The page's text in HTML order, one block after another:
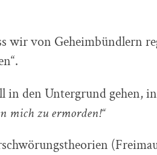
wir von Geheimbündlern
in den Untergrund gehen,
mich zu ermorden!“